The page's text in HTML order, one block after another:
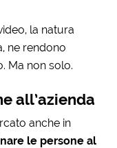
la natura
ne rendono
Ma non solo.
all’azienda
anche in
le persone al